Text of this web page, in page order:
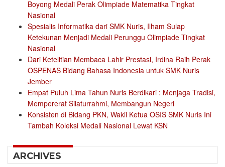
Boyong Medali Perak Olimpiade Matematika Tingkat
Nasional
Spesialis Informatika dari SMK Nuris, Ilham Sulap
Ketekunan Menjadi Medali Perunggu Olimpiade Tingkat
Nasional
Dari Ketelitian Membaca Lahir Prestasi, Irdina Raih Perak
OSPENAS Bidang Bahasa Indonesia untuk SMK Nuris
Jember
Empat Puluh Lima Tahun Nuris Berdikari : Menjaga Tradisi,
Mempererat Silaturrahmi, Membangun Negeri
Konsisten di Bidang PKN, Wakil Ketua OSIS SMK Nuris Ini
Tambah Koleksi Medali Nasional Lewat KSN
ARCHIVES